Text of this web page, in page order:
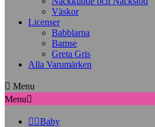
Väskor
Licenser
Babblarna
Bamse
Greta Gris
Alla Varumärken
 Menu
Menu
 Baby